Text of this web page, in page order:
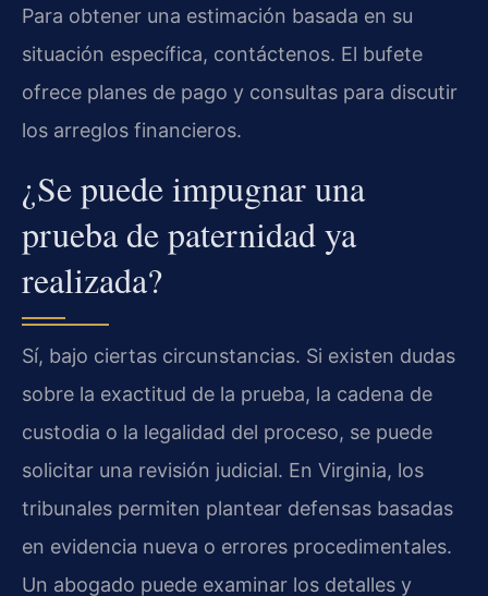
Para obtener una estimación basada en su
situación específica, contáctenos. El bufete
ofrece planes de pago y consultas para discutir
los arreglos financieros.
¿Se puede impugnar una
prueba de paternidad ya
realizada?
Sí, bajo ciertas circunstancias. Si existen dudas
sobre la exactitud de la prueba, la cadena de
custodia o la legalidad del proceso, se puede
solicitar una revisión judicial. En Virginia, los
tribunales permiten plantear defensas basadas
en evidencia nueva o errores procedimentales.
Un abogado puede examinar los detalles y